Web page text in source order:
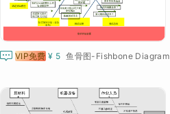
 VIP免费 ¥ 5 鱼骨图-Fishbone Diagram